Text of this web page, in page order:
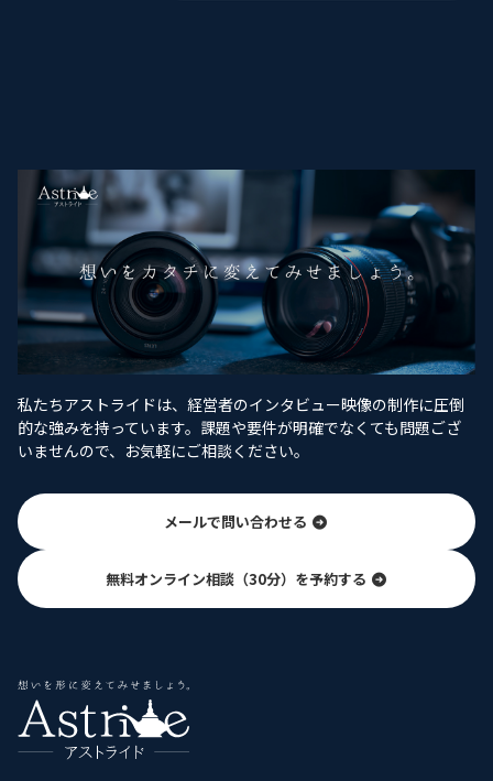
私たちアストライドは、経営者のインタビュー映像の制作に圧倒
的な強みを持っています。課題や要件が明確でなくても問題ござ
いませんので、お気軽にご相談ください。
メールで問い合わせる
無料オンライン相談（30分）を予約する